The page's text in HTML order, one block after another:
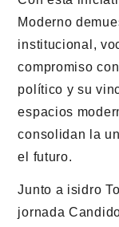
Moderno
institucional,
compromiso
político y su
espacios
consolidan la
el futuro.
Junto a isidro
jornada